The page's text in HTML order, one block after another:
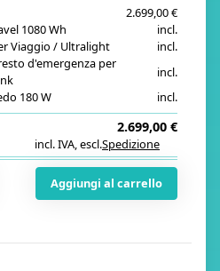
2.699,00 €
1080 Wh
incl.
Viaggio / Ultralight
incl.
d'emergenza per
incl.
180 W incl.
incl. IVA,escl.Spedizione
2.699,00 €
Aggiungi al carrello